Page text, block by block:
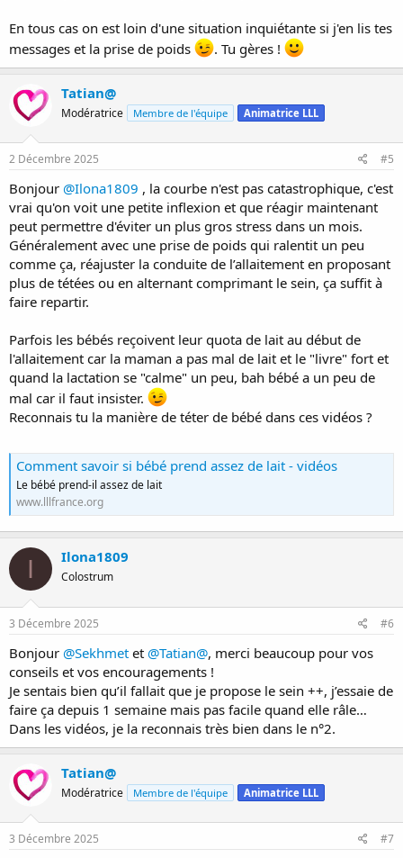
En tous cas on est loin d'une situation inquiétante si j'en lis tes
messages et la prise de poids
. Tu gères !
Tatian@
Modératrice Membre de l'équipe Animatrice LLL
2 Décembre 2025 #5
Bonjour @Ilona1809 , la courbe n'est pas catastrophique, c'est
vrai qu'on voit une petite inflexion et que réagir maintenant
peut permettre d'éviter un plus gros stress dans un mois.
Généralement avec une prise de poids qui ralentit un peu
comme ça, réajuster la conduite de l’allaitement en proposant
plus de tétées ou en alternant comprimant le sein, ça suffit à
faire repartir.
Parfois les bébés reçoivent leur quota de lait au début de
l'allaitement car la maman a pas mal de lait et le "livre" fort et
quand la lactation se "calme" un peu, bah bébé a un peu de
mal car il faut insister.
Reconnais tu la manière de téter de bébé dans ces vidéos ?
Comment savoir si bébé prend assez de lait - vidéos
Le bébé prend-il assez de lait
www.lllfrance.org
I Ilona1809
Colostrum
3 Décembre 2025 #6
Bonjour @Sekhmet et @Tatian@, merci beaucoup pour vos
conseils et vos encouragements !
Je sentais bien qu’il fallait que je propose le sein ++, j’essaie de
faire ça depuis 1 semaine mais pas facile quand elle râle…
Dans les vidéos, je la reconnais très bien dans le n°2.
Tatian@
Modératrice Membre de l'équipe Animatrice LLL
3 Décembre 2025 #7